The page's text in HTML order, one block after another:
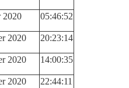
2020 05:46:52
2020 20:23:14
2020 14:00:35
2020 22:44:11